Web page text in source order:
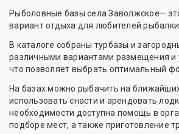
Рыболовные базы села Заволжское—
вариант отдыха для любителей
В каталоге собраны турбазы и
различными вариантами размещения и
что позволяет выбрать оптимальный
На базах можно рыбачить на
использовать снасти и арендовать
необходимости доступна помощь в
подборе мест, а также приготовление